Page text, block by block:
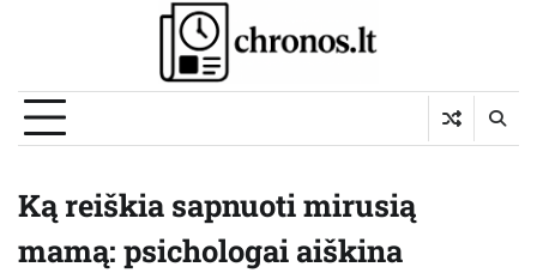
Ką reiškia sapnuoti mirusią
mamą: psichologai aiškina